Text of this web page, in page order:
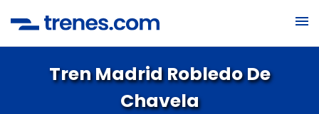
Tren Madrid Robledo De
Chavela